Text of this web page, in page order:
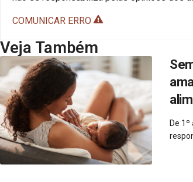
COMUNICAR ERRO
Veja Também
De